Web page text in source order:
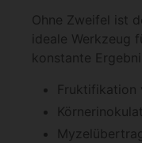
Ohne Zweifel ist
ideale Werkzeug
konstante
Fruktifikation